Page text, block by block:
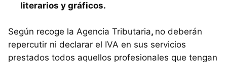
literarios y gráficos.
Según recoge la Agencia Tributaria, no deberán
repercutir ni declarar el IVA en sus servicios
prestados todos aquellos profesionales que tengan